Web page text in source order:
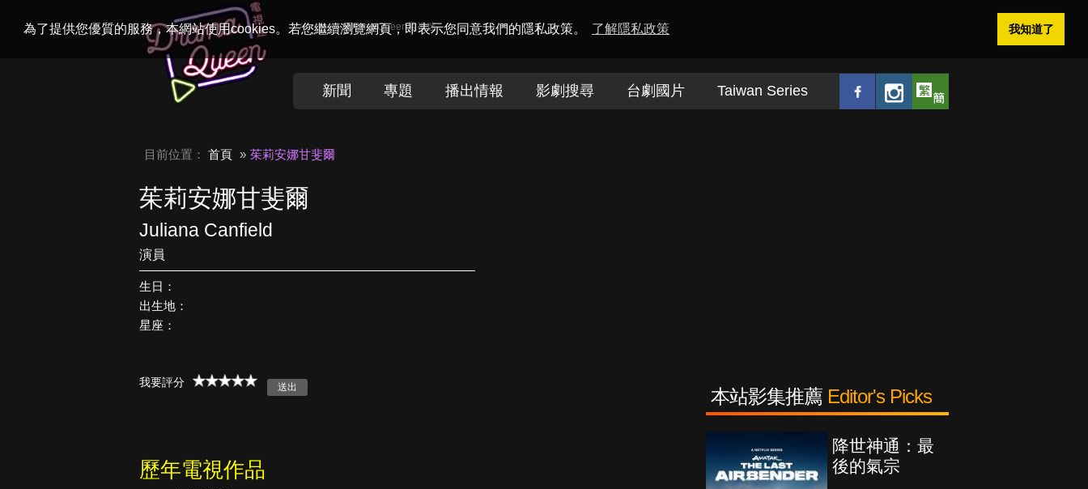
為了提供您優質的服務，本網站使用cookies。若您繼續瀏覽網頁，即表示您同意我們的隱私政策。 了解隱私政策 我知道了
Welcome toDramaQueen電視迷
新聞 專題 播出情報 影劇搜尋 台劇國片 Taiwan Series
目前位置： 首頁 茱莉安娜甘斐爾
茱莉安娜甘斐爾
Juliana Canfield
演員
生日：
出生地：
星座：
我要評分
歷年電視作品
本站影集推薦 Editor's Picks
降世神通：最
後的氣宗